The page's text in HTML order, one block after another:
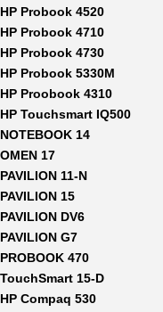
HP Probook 4520
HP Probook 4710
HP Probook 4730
HP Probook 5330M
HP Proobook 4310
HP Touchsmart IQ500
NOTEBOOK 14
OMEN 17
PAVILION 11-N
PAVILION 15
PAVILION DV6
PAVILION G7
PROBOOK 470
TouchSmart 15-D
HP Compaq 530